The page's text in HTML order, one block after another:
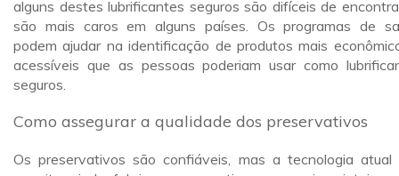
alguns destes lubrificantes seguros são difíceis de
são mais caros em alguns países. Os programas de
podem ajudar na identificação de produtos mais
acessíveis que as pessoas poderiam usar como
seguros.
Como assegurar a qualidade dos preservativos
Os preservativos são confiáveis, mas a tecnologia atual